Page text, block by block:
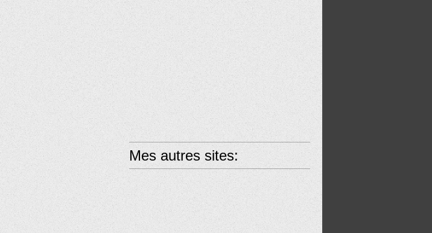
Mes autres sites: